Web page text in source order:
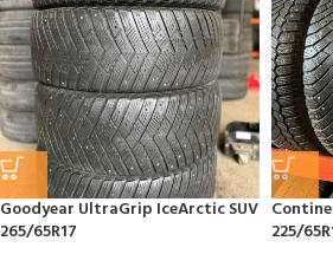
Goodyear UltraGrip IceArctic SUV
265/65R17
225/